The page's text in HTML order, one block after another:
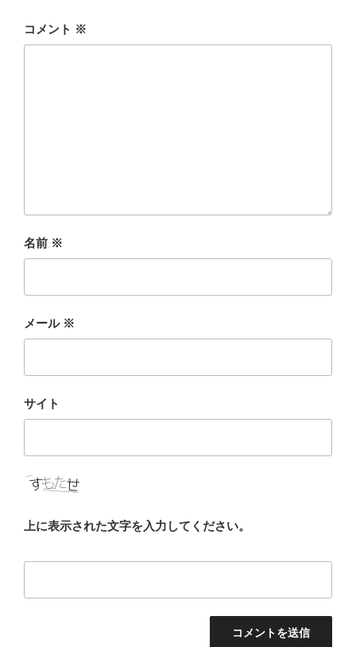
コメント ※
名前 ※
メール ※
サイト
上に表示された文字を入力してください。